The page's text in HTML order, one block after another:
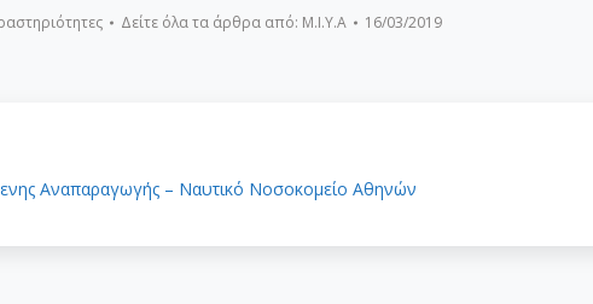
Δείτε όλα τα άρθρα από: Μ.Ι.Υ.Α 16/03/2019
Αναπαραγωγής – Ναυτικό Νοσοκομείο Αθηνών